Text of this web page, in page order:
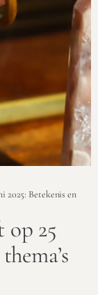
2025: Betekenis en
op 25